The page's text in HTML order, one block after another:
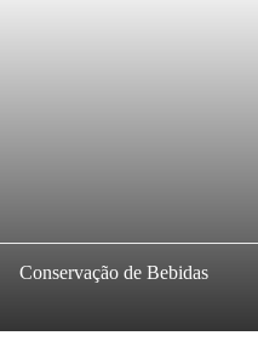
Conservação de Bebidas